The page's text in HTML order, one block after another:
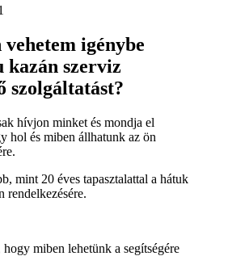
igénybe
kazán szerviz
szolgáltatást?
hívjon minket és mondja el
hol és miben állhatunk az ön
mint 20 éves tapasztalattal a hátuk
rendelkezésére.
miben lehetünk a segítségére